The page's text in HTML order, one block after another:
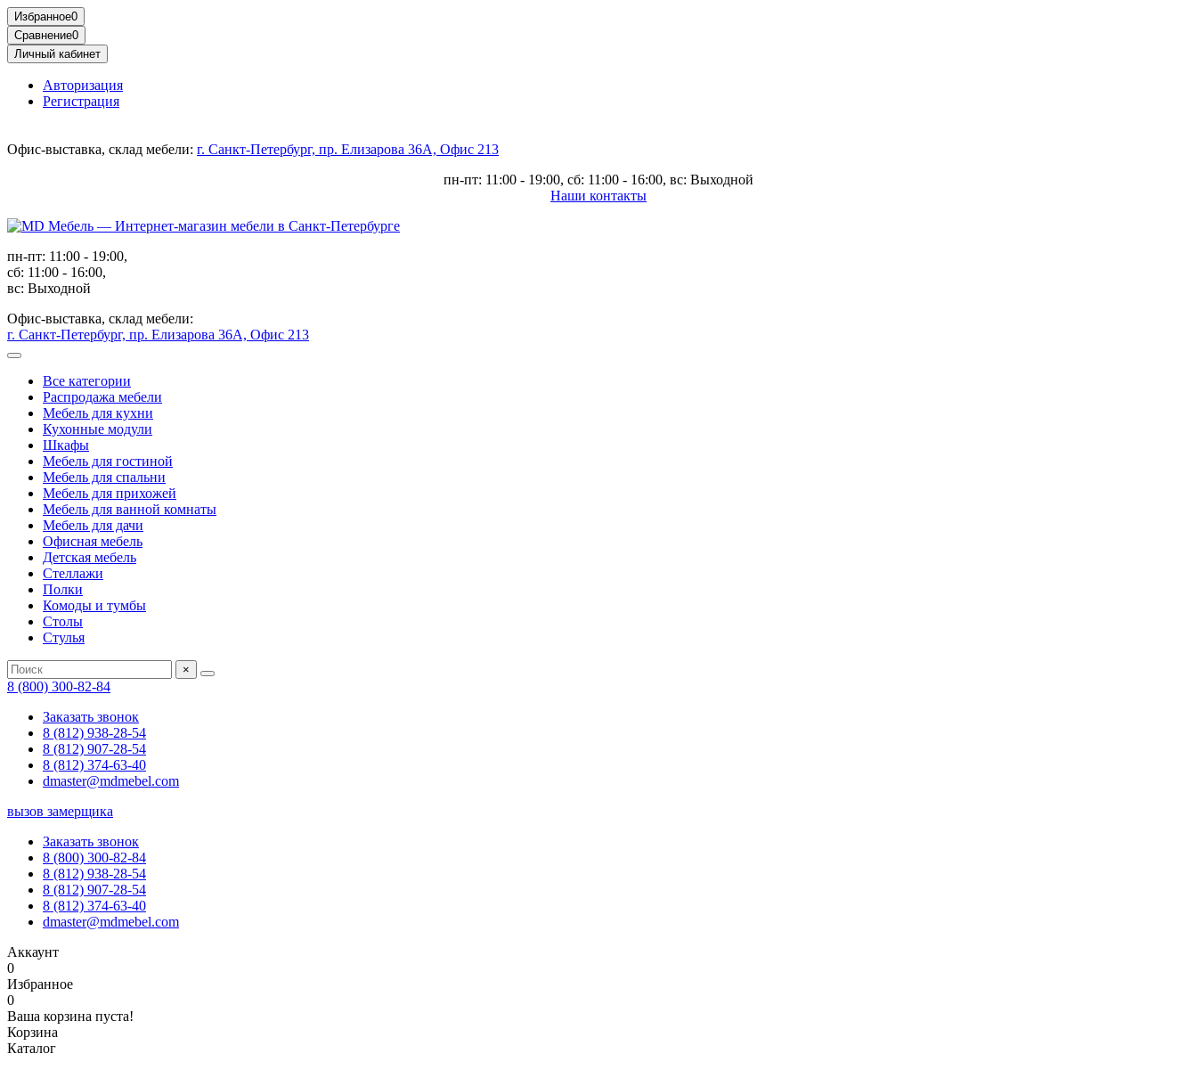
Избранное0
Сравнение0
Личный кабинет
Авторизация
Регистрация
Офис-выставка, склад мебели: г. Санкт-Петербург, пр. Елизарова 36А, Офис 213
пн-пт: 11:00 - 19:00, сб: 11:00 - 16:00, вс: Выходной
Наши контакты
пн-пт: 11:00 - 19:00,
сб: 11:00 - 16:00,
вс: Выходной
Офис-выставка, склад мебели:
г. Санкт-Петербург, пр. Елизарова 36А, Офис 213
Все категории
Распродажа мебели
Мебель для кухни
Кухонные модули
Шкафы
Мебель для гостиной
Мебель для спальни
Мебель для прихожей
Мебель для ванной комнаты
Мебель для дачи
Офисная мебель
Детская мебель
Стеллажи
Полки
Комоды и тумбы
Столы
Стулья
×
8 (800) 300-82-84
Заказать звонок
8 (812) 938-28-54
8 (812) 907-28-54
8 (812) 374-63-40
dmaster@mdmebel.com
вызов замерщика
Заказать звонок
8 (800) 300-82-84
8 (812) 938-28-54
8 (812) 907-28-54
8 (812) 374-63-40
dmaster@mdmebel.com
Аккаунт
0
Избранное
0
Ваша корзина пуста!
Корзина
Каталог